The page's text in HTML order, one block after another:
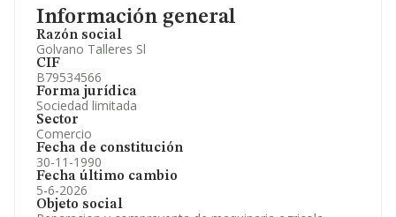
Información general
Razón social
Golvano Talleres Sl
CIF
B79534566
Forma jurídica
Sociedad limitada
Sector
Comercio
Fecha de constitución
30-11-1990
Fecha último cambio
5-6-2026
Objeto social
Información oficial y registral complementaria.